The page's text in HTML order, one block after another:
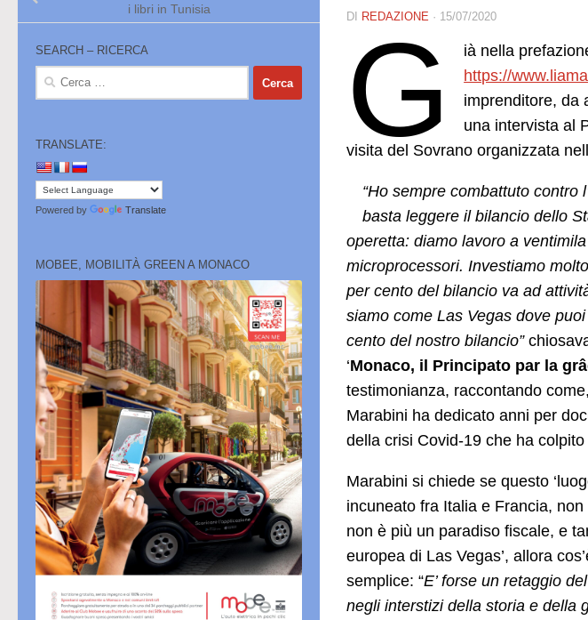
DI REDAZIONE · 15/07/2020
G
ià nella
https://
imprenditore, da
una intervista al
visita del Sovrano organizzata
“Ho sempre combattuto contro
basta leggere il bilancio dello
operetta: diamo lavoro a
microprocessori. Investiamo
per cento del bilancio va ad
siamo come Las Vegas dove
cento del nostro bilancio”
‘Monaco, il Principato par la
testimonianza, raccontando
Marabini ha dedicato anni per
della crisi Covid-19 che ha
Marabini si chiede se questo
incuneato fra Italia e Francia,
non è più un paradiso fiscale, e
europea di Las Vegas’, allora
semplice: “E’ forse un retaggio
negli interstizi della storia e della
i libri in Tunisia
SEARCH – RICERCA
Ricerca
TRANSLATE:
Powered by Translate
MOBEE, MOBILITÀ GREEN A MONACO